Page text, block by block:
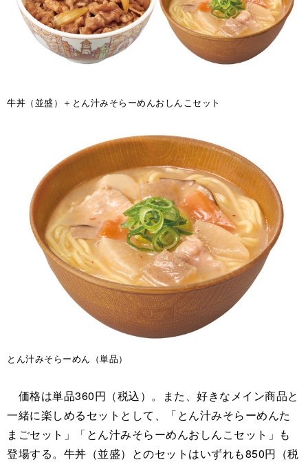
牛丼（並盛）＋とん汁みそらーめんおしんこセット
とん汁みそらーめん（単品）
価格は単品360円（税込）。また、好きなメイン商品と
一緒に楽しめるセットとして、「とん汁みそらーめんた
まごセット」「とん汁みそらーめんおしんこセット」も
登場する。牛丼（並盛）とのセットはいずれも850円（税